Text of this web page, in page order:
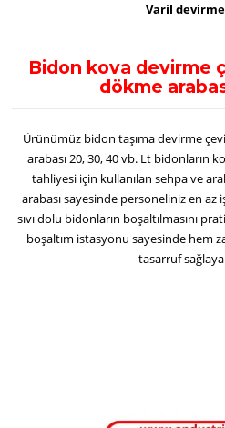
Varil
Bidon kova devirme
dökme
Ürünümüz bidon taşıma devirme
arabası 20, 30, 40 vb. Lt bidonların
tahliyesi için kullanılan sehpa ve
arabası sayesinde personeliniz en az
sıvı dolu bidonların boşaltılmasını
boşaltım istasyonu sayesinde hem
tasarruf